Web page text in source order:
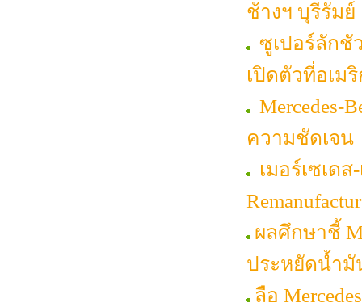
ช้างฯ บุรีรัมย์
ซูเปอร์ลักชั
เปิดตัวที่อเม
Mercedes-
ความชัดเจน
เมอร์เซเด
ผลศึกษาชี้
ประหยัดน้ำ
ลือ